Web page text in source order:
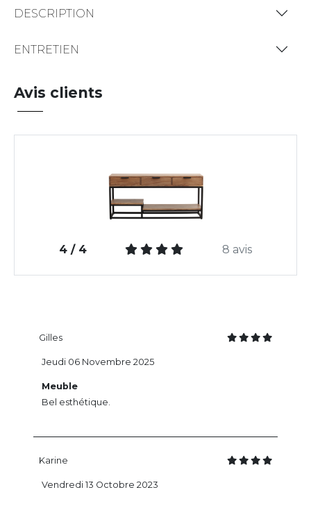
DESCRIPTION
ENTRETIEN
Avis clients
4 / 4 8 avis
Gilles
Meuble
Bel esthétique.
Jeudi 06 Novembre 2025
Karine
Vendredi 13 Octobre 2023